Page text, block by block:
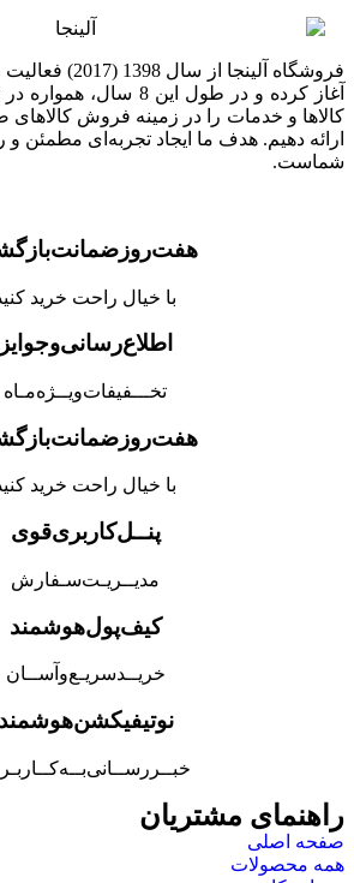
فروشگاه آلینجا از سال 1398 (2017) فعالیت خود را به صورت آنلاین
آغاز کرده و در طول این 8 سال، همواره در تلاش بوده‌ایم تا بهترین
زمینه فروش کالاهای ضروری به شما عزیزان
تجربه‌ای مطمئن و رضایت‌بخش برای خرید
با خیال راحت خرید کنید
با خیال راحت خرید کنید
نوتیفیکشن‌هوشمند